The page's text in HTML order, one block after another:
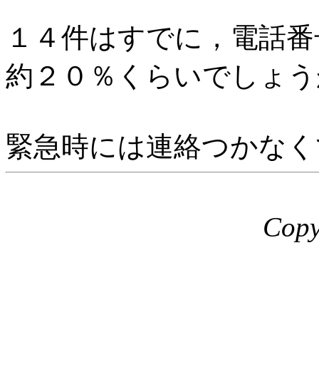
１４件はすでに，電話
約２０％くらいでしょ
緊急時には連絡つかな